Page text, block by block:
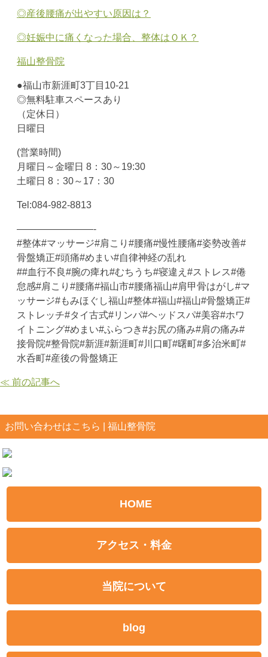
◎産後腰痛が出やすい原因は？
◎妊娠中に痛くなった場合、整体はＯＫ？
福山整骨院
●福山市新涯町3丁目10-21
◎無料駐車スペースあり
（定休日）
日曜日
(営業時間)
月曜日～金曜日 8：30～19:30
土曜日 8：30～17：30
Tel:084-982-8813
————————-
#整体#マッサージ#肩こり#腰痛#慢性腰痛#姿勢改善#
骨盤矯正#頭痛#めまい#自律神経の乱れ
##血行不良#腕の痺れ#むちうち#寝違え#ストレス#倦
怠感#肩こり#腰痛#福山市#腰痛福山#肩甲骨はがし#マ
ッサージ#もみほぐし福山#整体#福山#福山#骨盤矯正#
ストレッチ#タイ古式#リンパ#ヘッドスパ#美容#ホワ
イトニング#めまい#ふらつき#お尻の痛み#肩の痛み#
接骨院#整骨院#新涯#新涯町#川口町#曙町#多治米町#
水呑町#産後の骨盤矯正
≪ 前の記事へ
お問い合わせはこちら | 福山整骨院
HOME
アクセス・料金
当院について
blog